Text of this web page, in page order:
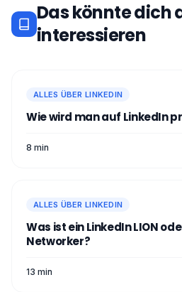
Das könnte dich
interessieren
ALLES ÜBER LINKEDIN
Wie wird man auf LinkedIn
8 min
ALLES ÜBER LINKEDIN
Was ist ein LinkedIn LION
Networker?
13 min